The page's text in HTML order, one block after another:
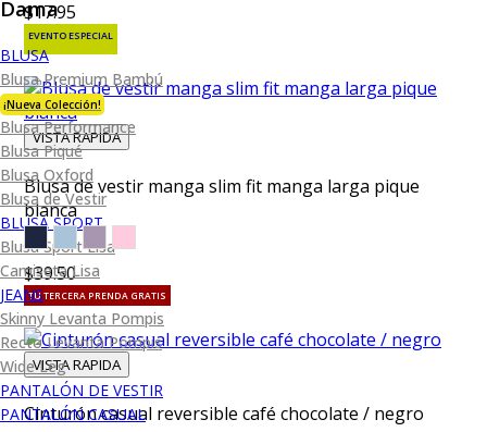
Dama
BLUSA
Blusa Premium Bambú
¡Nueva Colección!
Blusa Performance
Blusa Piqué
Blusa Oxford
Blusa de Vestir
BLUSA SPORT
Blusa Sport Lisa
Camiseta Lisa
JEANS
Skinny Levanta Pompis
Recto Levanta Pompis
Wide Leg
PANTALÓN DE VESTIR
PANTALÓN CASUAL
$17.95
EVENTO ESPECIAL
VISTA RAPIDA
Blusa de vestir manga slim fit manga larga pique
blanca
$39.50
TU TERCERA PRENDA GRATIS
VISTA RAPIDA
Cinturón casual reversible café chocolate / negro